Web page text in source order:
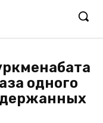
одного